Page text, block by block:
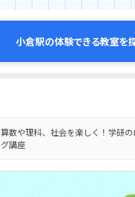
小倉駅の体験できる教室を
算数や理科、社会を楽しく！学研
グ講座